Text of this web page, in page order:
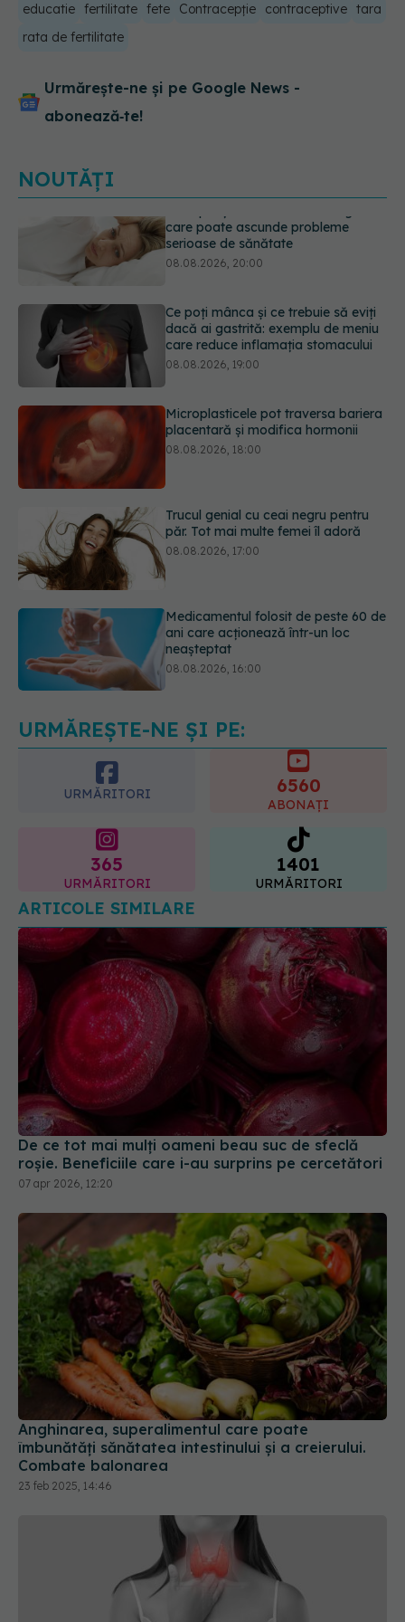
educatie fertilitate fete Contracepție contraceptive tara
rata de fertilitate
Urmărește-ne și pe Google News -
abonează‑te!
NOUTĂȚI
Ce poți mânca și ce trebuie să eviți
dacă ai gastrită: exemplu de meniu
Microplasticele pot traversa bariera
placentară și modifica hormonii
Trucul genial cu ceai negru pentru
Medicamentul folosit de peste 60 de
Transpirații nocturne: semnul ignorat
care poate ascunde probleme
URMĂREȘTE-NE ȘI PE:
URMĂRITORI 6560
ABONAȚI
365
URMĂRITORI
1401
URMĂRITORI
ARTICOLE SIMILARE
De ce tot mai mulți oameni beau suc de sfeclă
roșie. Beneficiile care i-au surprins pe cercetători
07 apr 2026, 12:20
Anghinarea, superalimentul care poate
îmbunătăți sănătatea intestinului și a creierului.
Combate balonarea
23 feb 2025, 14:46